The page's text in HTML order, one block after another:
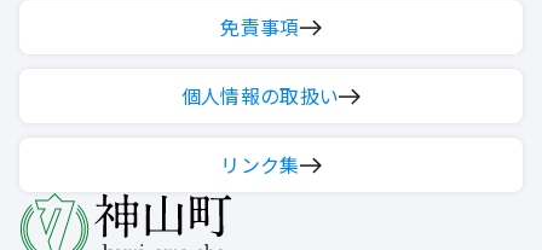
免責事項
個人情報の取扱い
リンク集